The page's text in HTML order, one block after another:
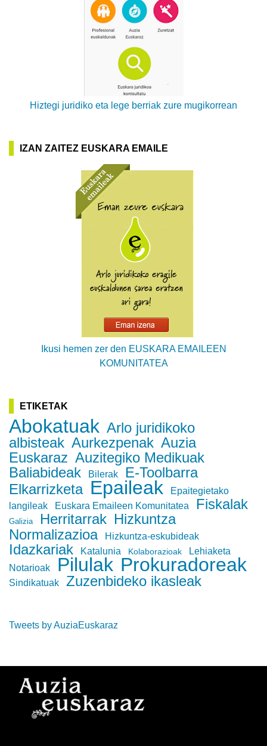
Hiztegi juridiko eta lege berriak zure mugikorrean
IZAN ZAITEZ EUSKARA EMAILE
Ikusi hemen zer den EUSKARA EMAILEEN
KOMUNITATEA
ETIKETAK
Abokatuak Arlo juridikoko
albisteak Aurkezpenak Auzia
Euskaraz Auzitegiko Medikuak
Baliabideak
Bilerak
E-Toolbarra
Elkarrizketa Epaileak
Epaitegietako
langileak
Euskara Emaileen Komunitatea Fiskalak
Galizia Herritarrak Hizkuntza
Normalizazioa
Hizkuntza-eskubideak
Idazkariak Katalunia Kolaborazioak
Lehiaketa
Notarioak
Pilulak Prokuradoreak
Sindikatuak Zuzenbideko ikasleak
Tweets by AuziaEuskaraz